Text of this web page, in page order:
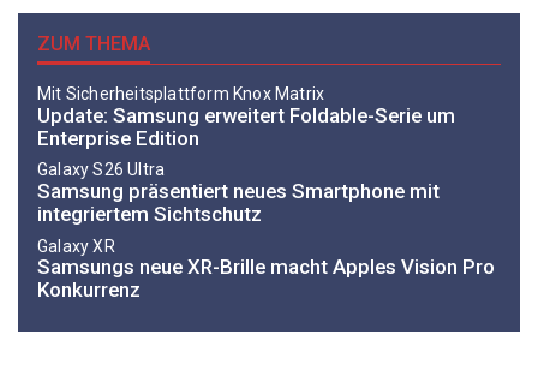
ZUM THEMA
Mit Sicherheitsplattform Knox Matrix
Update: Samsung erweitert Foldable-Serie um
Enterprise Edition
Galaxy S26 Ultra
Samsung präsentiert neues Smartphone mit
integriertem Sichtschutz
Galaxy XR
Samsungs neue XR-Brille macht Apples Vision Pro
Konkurrenz